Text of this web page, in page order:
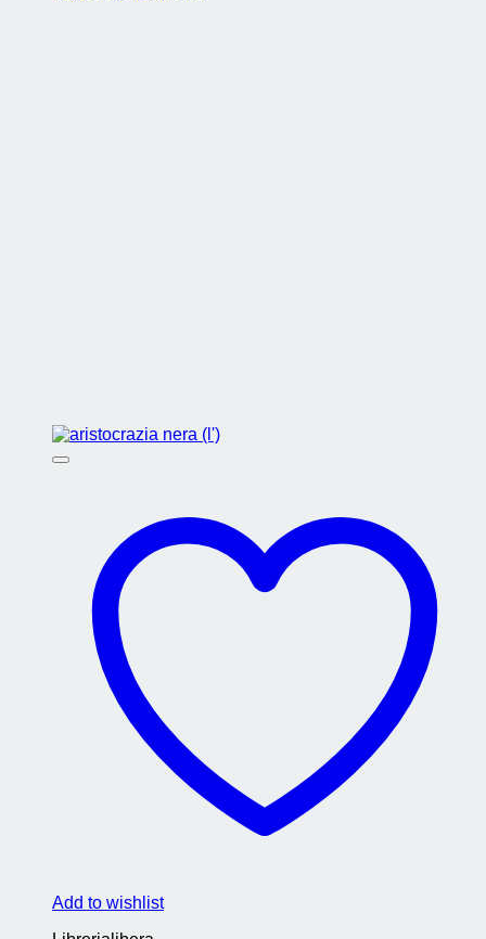
Add to wishlist